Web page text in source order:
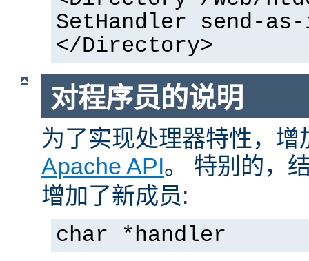
SetHandler send-
</Directory>
对程序员的说明
为了实现处理器特性，增
Apache API。 特别的，
增加了新成员:
char *handler